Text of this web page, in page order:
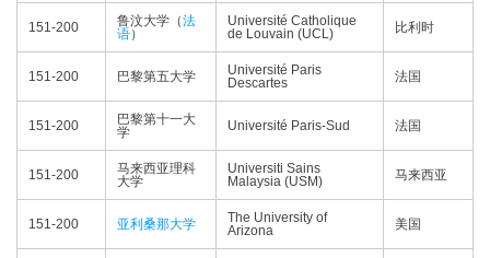
151-200 鲁汶大学（法
语）
Université Catholique
de Louvain (UCL)
比利时
151-200 巴黎第五大学
Université Paris
Descartes
法国
151-200
巴黎第十一大
学
Université Paris-Sud 法国
151-200
马来西亚理科
大学
Universiti Sains
Malaysia (USM)
马来西亚
151-200 亚利桑那大学
The University of
Arizona
美国